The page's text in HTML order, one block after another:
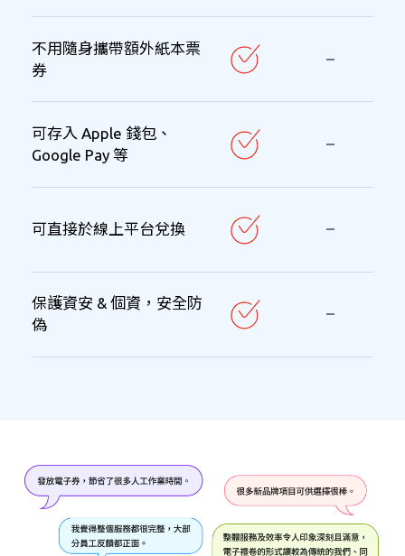
不用隨身攜帶額外紙本票
券
可存入 Apple 錢包、
Google Pay 等
可直接於線上平台兌換
保護資安 & 個資，安全防
偽